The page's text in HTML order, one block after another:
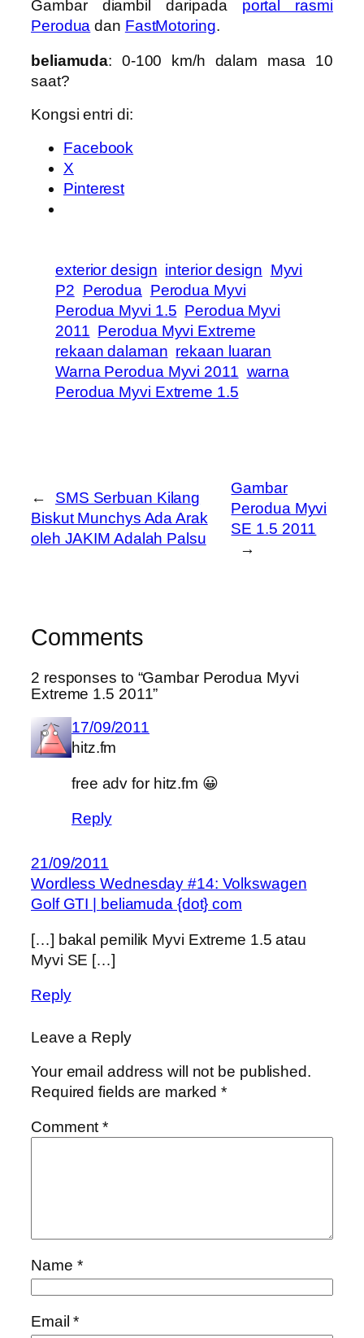
Gambar diambil daripada portal rasmi
Perodua dan FastMotoring.
beliamuda: 0-100 km/h dalam masa 10
saat?
Kongsi entri di:
Facebook
X
Pinterest
exterior design interior design Myvi
P2 Perodua Perodua Myvi
Perodua Myvi 1.5 Perodua Myvi
2011 Perodua Myvi Extreme
rekaan dalaman rekaan luaran
Warna Perodua Myvi 2011 warna
Perodua Myvi Extreme 1.5
←
SMS Serbuan Kilang
Biskut Munchys Ada Arak
oleh JAKIM Adalah Palsu
Gambar
Perodua Myvi
SE 1.5 2011
→
Comments
2 responses to “Gambar Perodua Myvi
Extreme 1.5 2011”
17/09/2011
hitz.fm
free adv for hitz.fm 😀
Reply
21/09/2011
Wordless Wednesday #14: Volkswagen
Golf GTI | beliamuda {dot} com
[…] bakal pemilik Myvi Extreme 1.5 atau
Myvi SE […]
Reply
Leave a Reply
Your email address will not be published.
Required fields are marked*
Comment*
Name *
Email*